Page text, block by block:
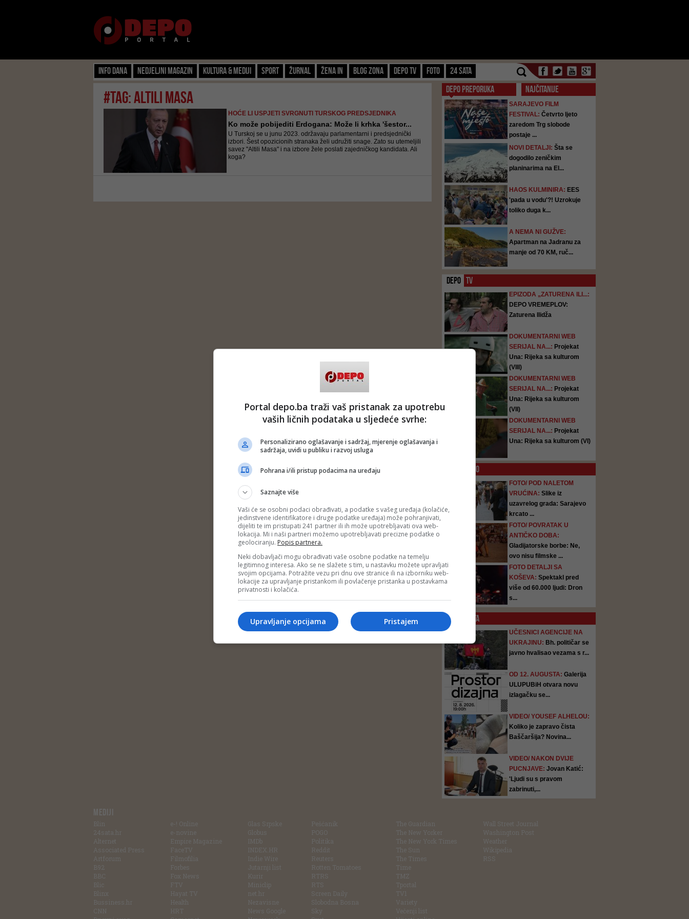
Info dana Nedjeljni magazin Kultura & Mediji Sport Žurnal Žena IN Blog zona Depo TV FOTO 24 SATA
#tag: Altili Masa
HOĆE LI USPJETI SVRGNUTI TURSKOG PREDSJEDNIKA
Ko može pobijediti Erdogana: Može li krhka 'šestor...
U Turskoj se u junu 2023. održavaju parlamentarni i predsjednički
izbori. Šest opozicionih stranaka želi udružiti snage. Zato su utemeljili
savez "Altili Masa" i na izbore žele poslati zajedničkog kandidata. Ali
koga?
DEPO PREPORUKA NAJČITANIJE
SARAJEVO FILM
FESTIVAL: Četvrto ljeto
zaredom Trg slobode
postaje ...
NOVI DETALJI: Šta se
dogodilo zeničkim
planinarima na El...
HAOS KULMINIRA: EES
'pada u vodu'?! Uzrokuje
toliko duga k...
A NEMA NI GUŽVE:
Apartman na Jadranu za
manje od 70 KM, ruč...
DEPO TV
EPIZODA „ZATURENA ILI...:
DEPO VREMEPLOV:
Zaturena Ilidža
DOKUMENTARNI WEB
SERIJAL NA...: Projekat
Una: Rijeka sa kulturom
(VIII)
DOKUMENTARNI WEB
SERIJAL NA...: Projekat
Una: Rijeka sa kulturom
(VII)
DOKUMENTARNI WEB
SERIJAL NA...: Projekat
Una: Rijeka sa kulturom (VI)
FOTO
FOTO/ POD NALETOM
VRUĆINA: Slike iz
uzavrelog grada: Sarajevo
krcato ...
FOTO/ POVRATAK U
ANTIČKO DOBA:
Gladijatorske borbe: Ne,
ovo nisu filmske ...
FOTO DETALJI SA
KOŠEVA: Spektakl pred
više od 60.000 ljudi: Dron
s...
24 SATA
UČESNICI AGENCIJE NA
UKRAJINU: Bh. političar se
javno hvalisao vezama s r...
OD 12. AUGUSTA: Galerija
ULUPUBiH otvara novu
izlagačku se...
VIDEO/ YOUSEF ALHELOU:
Koliko je zapravo čista
Baščaršija? Novina...
VIDEO/ NAKON DVIJE
PUCNJAVE: Jovan Katić:
'Ljudi su s pravom
zabrinuti,...
MEDIJI
Blin
24sata.hr
Alternet
Associated Press
Artforum
B92
BBC
Blic
Blinx
Bussiness.hr
CNN
e-! Online
e-novine
Empire Magazine
FaceTV
Filmofilia
Forbes
Fox News
FTV
Hayat TV
Health
HRT
Glas Srpske
Globus
IMDb
INDEX.HR
Indie Wire
Jutarnji list
Kurir
Miniclip
net.hr
Nezavisne
News Google
Pešćanik
POGO
Politika
Reddit
Reuters
Rotten Tomatoes
RTRS
RTS
Screen Daily
Slobodna Bosna
Sky
The Guardian
The New Yorker
The New York Times
The Sun
The Times
Time
TMZ
Tportal
TV1
Variety
Večenji list
Wall Street Journal
Washington Post
Weather
Wikipedia
RSS
Portal depo.ba traži vaš pristanak za upotrebu
vaših ličnih podataka u sljedeće svrhe:
Personalizirano oglašavanje i sadržaj, mjerenje oglašavanja i
sadržaja, uvidi u publiku i razvoj usluga
Pohrana i/ili pristup podacima na uređaju
Saznajte više
Vaši će se osobni podaci obrađivati, a podatke s vašeg uređaja (kolačiće,
jedinstvene identifikatore i druge podatke uređaja) može pohranjivati,
dijeliti te im pristupati 241 partner ili ih može upotrebljavati ova web-
lokacija. Mi i naši partneri možemo upotrebljavati precizne podatke o
geolociranju. Popis partnera.
Neki dobavljači mogu obrađivati vaše osobne podatke na temelju
legitimnog interesa. Ako se ne slažete s tim, u nastavku možete upravljati
svojim opcijama. Potražite vezu pri dnu ove stranice ili na izborniku web-
lokacije za upravljanje pristankom ili povlačenje pristanka u postavkama
privatnosti i kolačića.
Pristajem
Upravljanje opcijama